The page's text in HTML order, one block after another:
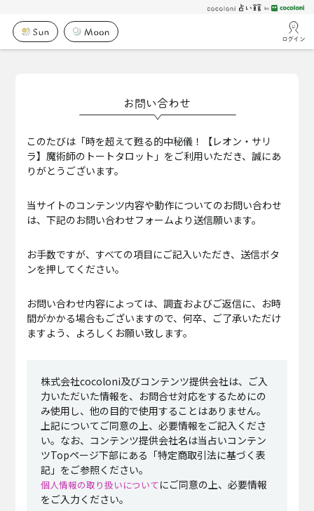
ログイン
お問い合わせ
このたびは「時を超えて甦る的中秘儀！【レオン・サリ
ラ】魔術師のトートタロット」をご利用いただき、誠にあ
りがとうございます。
当サイトのコンテンツ内容や動作についてのお問い合わせ
は、下記のお問い合わせフォームより送信願います。
お手数ですが、すべての項目にご記入いただき、送信ボタ
ンを押してください。
お問い合わせ内容によっては、調査およびご返信に、お時
間がかかる場合もございますので、何卒、ご了承いただけ
ますよう、よろしくお願い致します。
株式会社cocoloni及びコンテンツ提供会社は、ご入
力いただいた情報を、お問合せ対応をするためにの
み使用し、他の目的で使用することはありません。
上記についてご同意の上、必要情報をご記入くださ
い。なお、コンテンツ提供会社名は当占いコンテン
ツTopページ下部にある「特定商取引法に基づく表
記」をご参照ください。
個人情報の取り扱いについてにご同意の上、必要情報
をご入力ください。